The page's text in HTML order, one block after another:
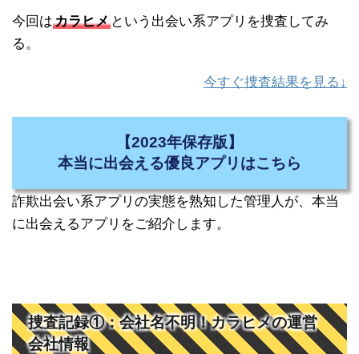
今回はカラヒメ という出会い系アプリを捜査してみ
る。
今すぐ捜査結果を見る↓
【2023年保存版】
本当に出会える優良アプリはこちら
詐欺出会い系アプリの実態を熟知した管理人が、本当
に出会えるアプリをご紹介します。
捜査記録①：会社名不明！カラヒメの運営
会社情報